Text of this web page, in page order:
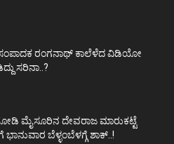
ರಂಗನಾಥ್ ಕಾಲೆಳೆದ ವಿಡಿಯೋ
ಸರಿನಾ..?
ಮೈಸೂರಿನ ದೇವರಾಜ ಮಾರುಕಟ್ಟೆ
ಭಾನುವಾರ ಬೆಳ್ಳಂಬೆಳಗ್ಗೆ ಶಾಕ್..!